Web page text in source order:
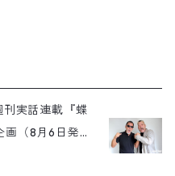
刊実話連載『蝶
（8月6日発売